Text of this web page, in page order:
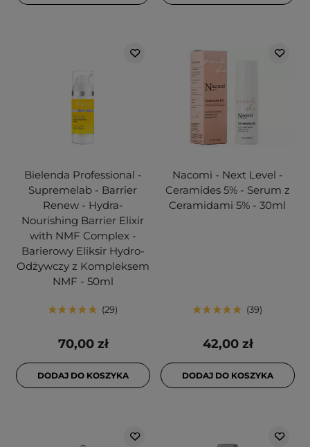
Bielenda Professional -
Supremelab - Barrier
Renew - Hydra-
Nourishing Barrier Elixir
with NMF Complex -
Barierowy Eliksir Hydro-
Odżywczy z Kompleksem
NMF - 50ml
29
70,00 zł
DODAJ DO KOSZYKA
Nacomi - Next Level -
Ceramides 5% - Serum z
Ceramidami 5% - 30ml
39
42,00 zł
DODAJ DO KOSZYKA